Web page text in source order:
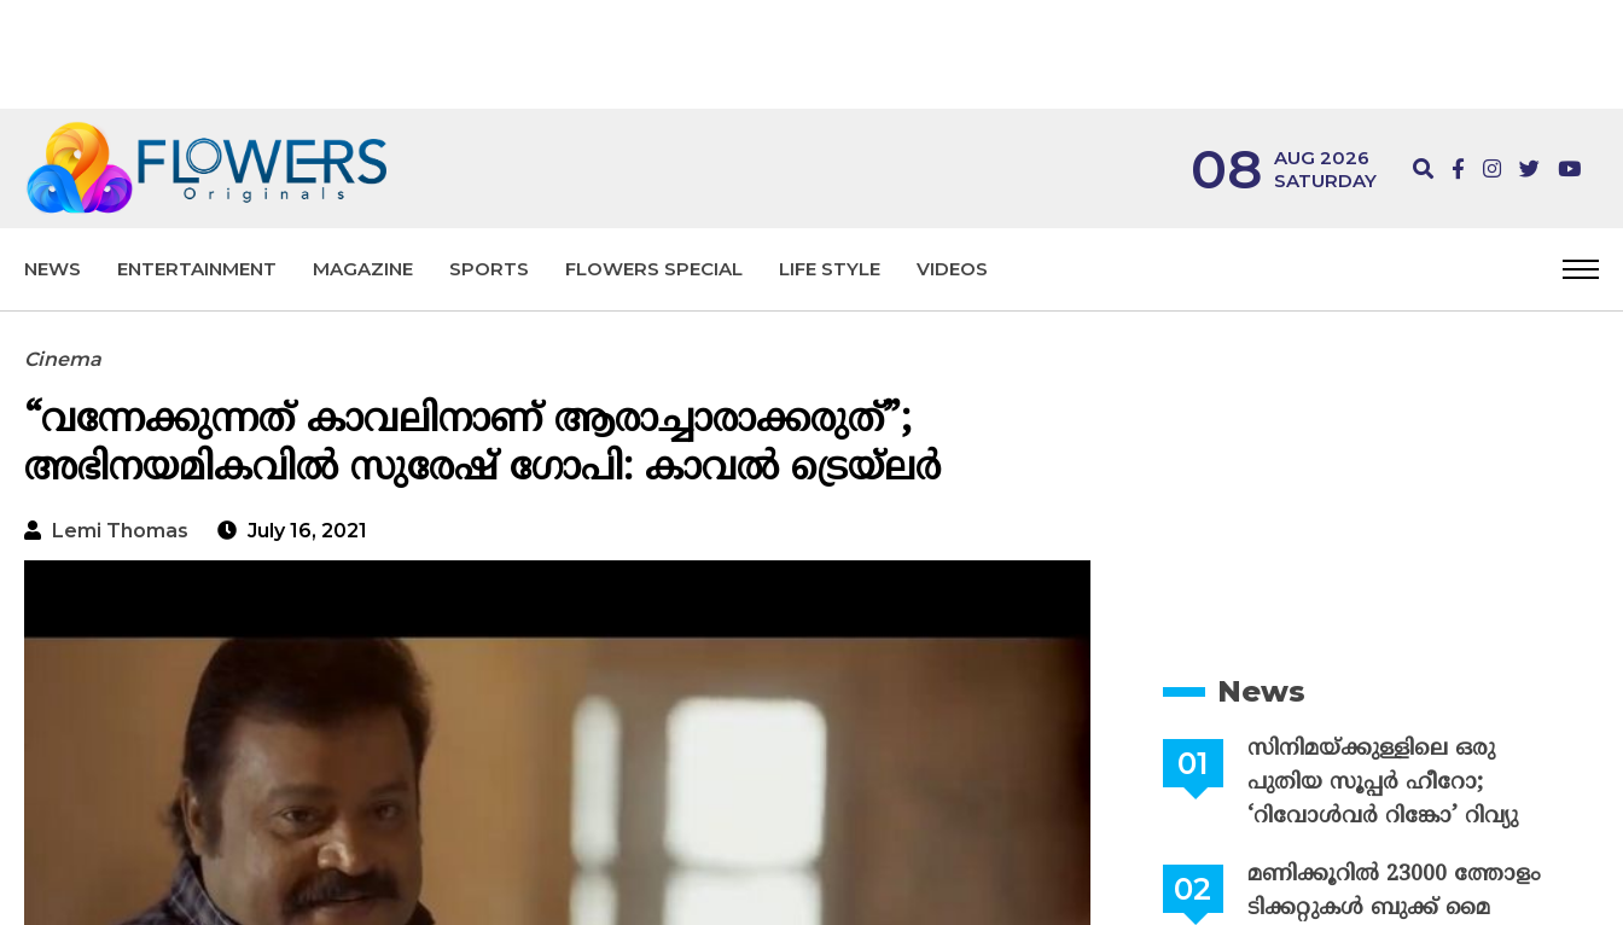
08 AUG 2026
SATURDAY
NEWS ENTERTAINMENT MAGAZINE SPORTS FLOWERS SPECIAL LIFE STYLE VIDEOS
Cinema
“വന്നേക്കുന്നത് കാവലിനാണ് ആരാച്ചാരാക്കരുത്”;
അഭിനയമികവില്‍ സുരേഷ് ഗോപി: കാവല്‍ ട്രെയ്‌ലര്‍
Lemi Thomas July 16, 2021
News
സിനിമയ്ക്കുള്ളിലെ ഒരു
പുതിയ സൂപ്പർ ഹീറോ;
‘റിവോൾവർ റിങ്കോ’ റിവ്യു
മണിക്കൂറിൽ 23000 ത്തോളം
ടിക്കറ്റുകൾ ബുക്ക് മൈ